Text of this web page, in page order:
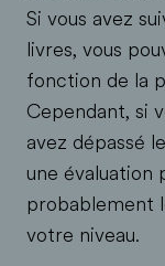
Si vous avez
livres, vous
fonction de la
Cependant, si
avez dépassé
une évaluation
probablement
votre niveau.